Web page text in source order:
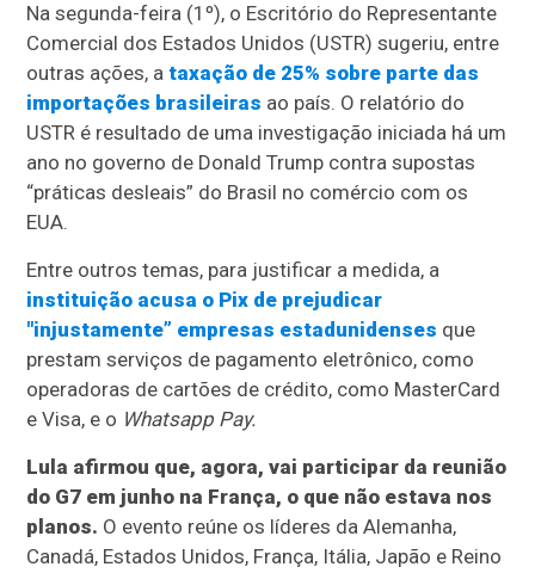
Na segunda-feira (1º), o Escritório do Representante
Comercial dos Estados Unidos (USTR) sugeriu, entre
outras ações, ataxação de 25% sobre parte das
importações brasileiras ao país. O relatório do
USTR é resultado de uma investigação iniciada há um
ano no governo de Donald Trump contra supostas
“práticas desleais” do Brasil no comércio com os
EUA.
Entre outros temas, para justificar a medida, a
instituição acusa o Pix de prejudicar
"injustamente” empresas estadunidenses que
prestam serviços de pagamento eletrônico, como
operadoras de cartões de crédito, como MasterCard
e Visa, e o Whatsapp Pay.
Lula afirmou que, agora, vai participar da reunião
do G7 em junho na França, o que não estava nos
planos. O evento reúne os líderes da Alemanha,
Canadá, Estados Unidos, França, Itália, Japão e Reino